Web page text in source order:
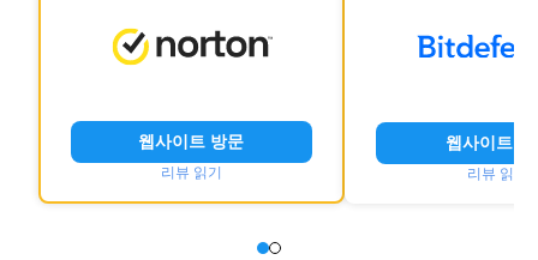
웹사이트 방문
리뷰 읽기
웹사이트 방
리뷰 읽기